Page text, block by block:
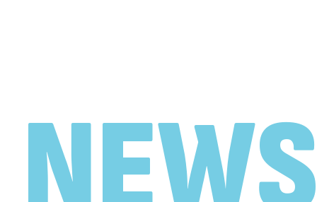
Francisco Galli, conversan con
Vlado Mirosevic
19 febrero, 2026